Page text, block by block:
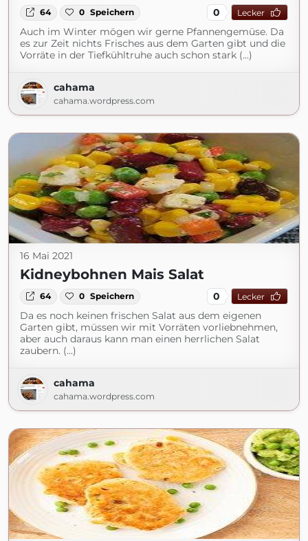
64 0 Speichern 0 Lecker
Auch im Winter mögen wir gerne Pfannengemüse. Da
es zur Zeit nichts Frisches aus dem Garten gibt und die
Vorräte in der Tiefkühltruhe auch schon stark (...)
cahama
cahama.wordpress.com
16 Mai 2021
Kidneybohnen Mais Salat
64 0 Speichern 0 Lecker
Da es noch keinen frischen Salat aus dem eigenen
Garten gibt, müssen wir mit Vorräten vorliebnehmen,
aber auch daraus kann man einen herrlichen Salat
zaubern. (...)
cahama
cahama.wordpress.com